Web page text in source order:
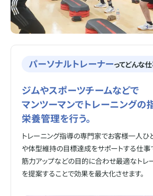
パーソナルトレーナーってどんな
ジムやスポーツチームなどで
マンツーマンでトレーニングの
栄養管理を行う。
トレーニング指導の専門家でお客様一人ひ
や体型維持の目標達成をサポートする仕事
筋力アップなどの目的に合わせ最適なトレ
を提案することで効果を最大化させます。